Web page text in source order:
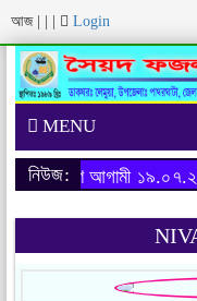
আজ Login
MENU
নিউজ:
ফরম পূরণ আগামী